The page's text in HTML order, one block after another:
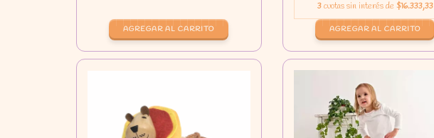
3 cuotas sin interés de $16.333,33